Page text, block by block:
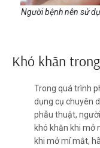
Người bệnh nên sử
Khó khăn
Trong quá trình
dụng cụ chuyên
phẫu thuật,
khó khăn khi mở
khi mở mí mắt,